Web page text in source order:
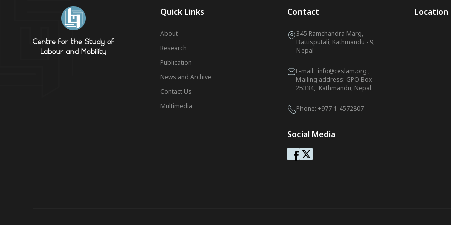
Quick Links
About
Research
Publication
News and Archive
Contact Us
Multimedia
Contact
345 Ramchandra Marg,
Battisputali, Kathmandu - 9,
Nepal
E-mail: info@ceslam.org ,
Mailing address: GPO Box
25334, Kathmandu, Nepal
Phone: +977-1-4572807
Social Media
Location